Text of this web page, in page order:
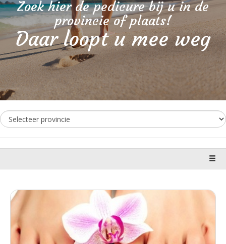
Zoek hier de pedicure bij u in de
provincie of plaats!
Daar loopt u mee weg